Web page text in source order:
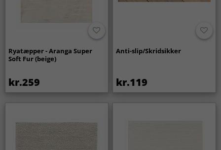
Ryatæpper - Aranga Super
Soft Fur (beige)
kr.259
Anti-slip/Skridsikker
kr.119